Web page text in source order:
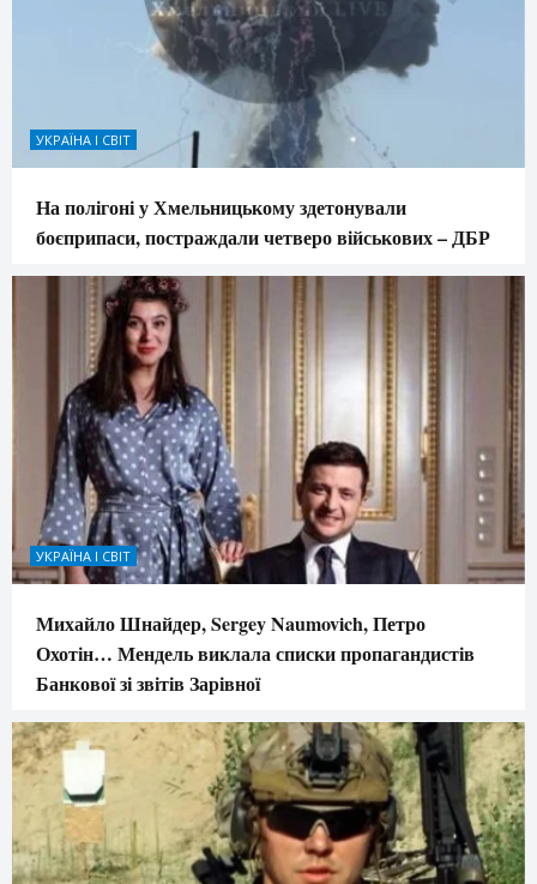
УКРАЇНА І СВІТ
На полігоні у Хмельницькому здетонували
боєприпаси, постраждали четверо військових – ДБР
УКРАЇНА І СВІТ
Михайло Шнайдер, Sergey Naumovich, Петро
Охотін… Мендель виклала списки пропагандистів
Банкової зі звітів Зарівної